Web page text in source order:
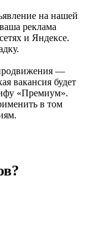
на нашей
реклама
и Яндексе.
—
вакансия будет
«Премиум».
в том